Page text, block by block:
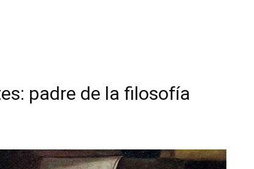
padre de la filosofía